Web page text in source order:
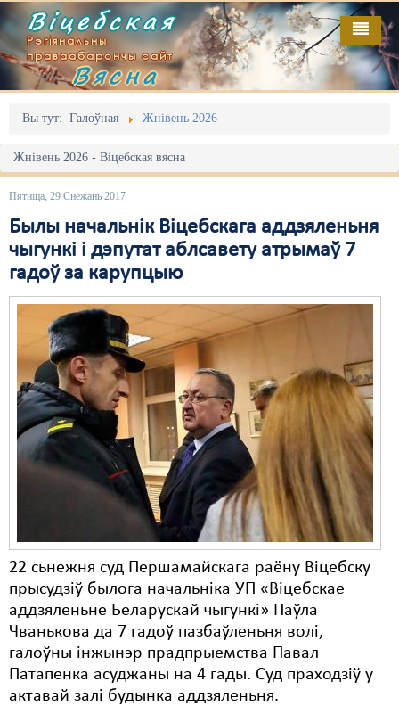
Віцебская
Рэгіянальны
праваабарончы сайт
Вясна
Вы тут: Галоўная Жнівень 2026
Жнівень 2026 - Віцебская вясна
Пятніца, 29 Снежань 2017
Былы начальнік Віцебскага аддзяленьня
чыгункі і дэпутат аблсавету атрымаў 7
гадоў за карупцыю
22 сьнежня суд Першамайскага раёну Віцебску
прысудзіў былога начальніка УП «Віцебскае
аддзяленьне Беларускай чыгункі» Паўла
Чванькова да 7 гадоў пазбаўленьня волі,
галоўны інжынэр прадпрыемства Павал
Патапенка асуджаны на 4 гады. Суд праходзіў у
актавай залі будынка аддзяленьня.
Галоўная
Адміністрацыйны перасьлед
Акцыі
Выбары
Грамадзянскія ініцыятывы
Дзяржава
Дыскрымінацыя
Затрыманьні
Карная псыхіятрыя
КПЧ ААН
Культурныя правы
Мігранты
Мірныя сходы
Палітвязьні
Праваабаронцы
Правы дзіцяці
Выданьні
Відэа
Пра нас
RSS